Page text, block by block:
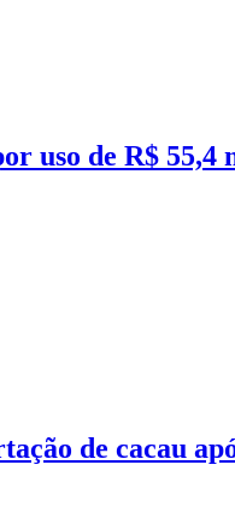
uso de R$ 55,4
de cacau